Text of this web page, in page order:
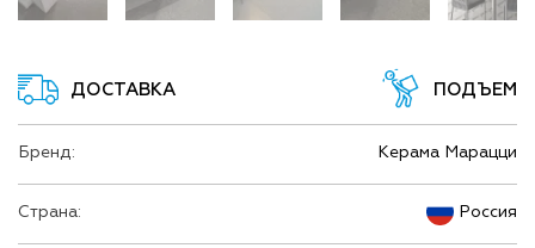
ДОСТАВКА ПОДЪЕМ
Бренд: Керама Марацци
Страна: Россия